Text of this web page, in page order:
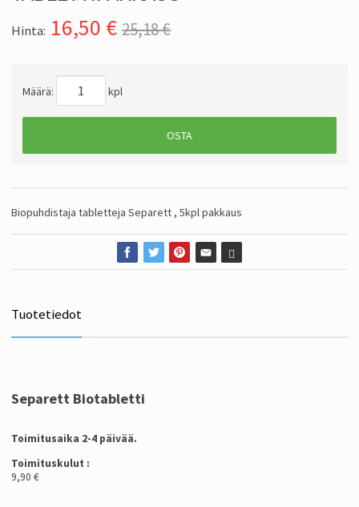
Hinta: 16,50 € 25,18 €
Määrä: kpl
OSTA
Biopuhdistaja tabletteja Separett , 5kpl pakkaus
Tuotetiedot
Separett Biotabletti
Toimitusaika 2-4 päivää.
Toimituskulut :
9,90 €